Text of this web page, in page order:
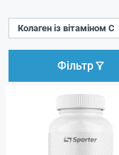
Колаген із вітаміном C
Фільтр